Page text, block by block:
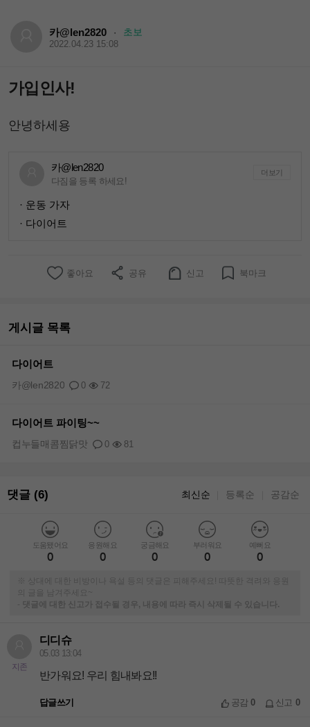
카@len2820 · 초보
2022.04.23 15:08
가입인사!
안녕하세용
카@len2820
다짐을 등록 하세요!
더보기
· 운동 가자
· 다이어트
좋아요 공유 신고 북마크
게시글 목록
다이어트
0 72
카@len2820
다이어트 파이팅~~
0 81
컵누들매콤찜닭맛
댓글 (6) 최신순 등록순 공감순
도움됐어요
0
응원해요
0
궁금해요
0
부러워요
0
예뻐요
0
※ 상대에 대한 비방이나 욕설 등의 댓글은 피해주세요! 따뜻한 격려와 응원
의 글을 남겨주세요~
-
댓글에 대한 신고가 접수될 경우, 내용에 따라 즉시 삭제될 수 있습니다.
지존
디디슈
05.03 13:04
반가워요! 우리 힘내봐요!!
답글쓰기 공감0 신고 0